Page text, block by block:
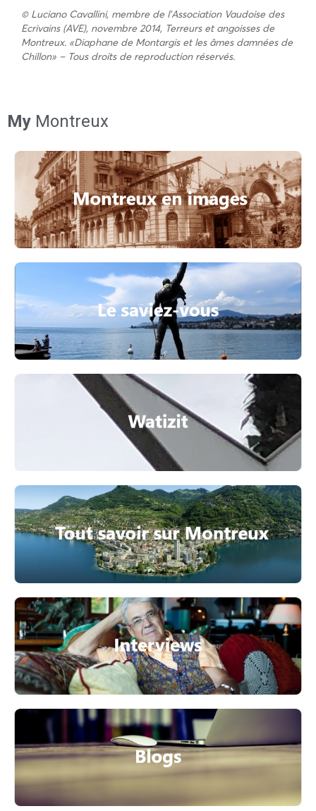
© Luciano Cavallini, membre de l’Association Vaudoise des
Ecrivains (AVE), novembre 2014, Terreurs et angoisses de
Montreux. «Diaphane de Montargis et les âmes damnées de
Chillon» – Tous droits de reproduction réservés.
My Montreux